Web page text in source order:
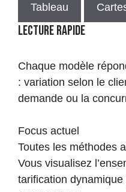
Tableau
Lecture rapide
Chaque modèle
: variation selon le
demande ou la
Focus actuel
Toutes les méthodes
Vous visualisez
tarification